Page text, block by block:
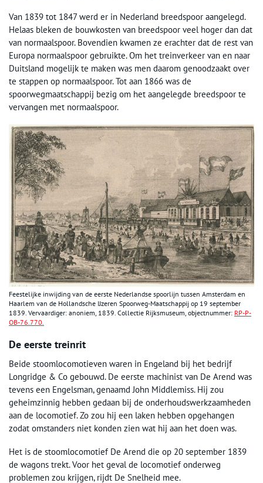
Van 1839 tot 1847 werd er in Nederland breedspoor aangelegd.
Helaas bleken de bouwkosten van breedspoor veel hoger dan dat
van normaalspoor. Bovendien kwamen ze erachter dat de rest van
Europa normaalspoor gebruikte. Om het treinverkeer van en naar
Duitsland mogelijk te maken was men daarom genoodzaakt over
te stappen op normaalspoor. Tot aan 1866 was de
spoorwegmaatschappij bezig om het aangelegde breedspoor te
vervangen met normaalspoor.
Feestelijke inwijding van de eerste Nederlandse spoorlijn tussen Amsterdam en
Haarlem van de Hollandsche IJzeren Spoorweg-Maatschappij op 19 september
1839. Vervaardiger: anoniem, 1839. Collectie Rijksmuseum, objectnummer: RP-P-
OB-76.770.
De eerste treinrit
Beide stoomlocomotieven waren in Engeland bij het bedrijf
Longridge & Co gebouwd. De eerste machinist van De Arend was
tevens een Engelsman, genaamd John Middlemiss. Hij zou
geheimzinnig hebben gedaan bij de onderhoudswerkzaamheden
aan de locomotief. Zo zou hij een laken hebben opgehangen
zodat omstanders niet konden zien wat hij aan het doen was.
Het is de stoomlocomotief De Arend die op 20 september 1839
de wagons trekt. Voor het geval de locomotief onderweg
problemen zou krijgen, rijdt De Snelheid mee.